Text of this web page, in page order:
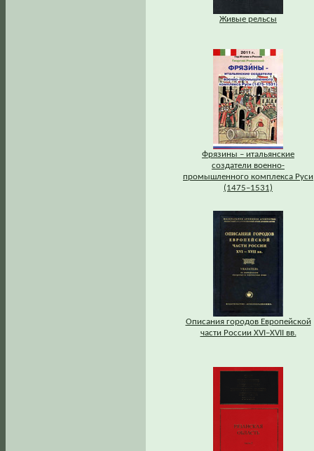
Живые рельсы
Фрязины – итальянские
создатели военно-
промышленного комплекса Руси
(1475–1531)
Описания городов Европейской
части России XVI–XVII вв.